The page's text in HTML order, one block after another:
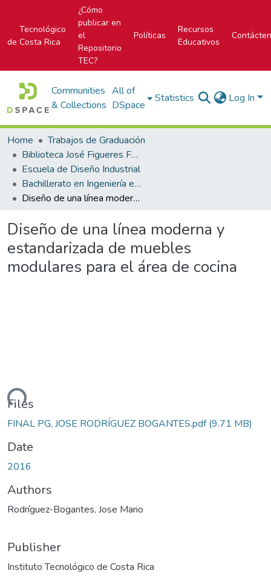
Tecnológico
de Costa Rica
¿Cómo
publicar en
el
Repositorio
TEC?
Políticas
Recursos
Educativos
Communities
& Collections
All of
DSpace
Statistics Log In
Home
Trabajos de Graduación
Biblioteca José Figueres Ferrer
Escuela de Diseño Industrial
Bachillerato en Ingeniería en Diseño Industrial
Diseño de una línea moderna y estandarizada de muebles modulares para el área de cocina
Diseño de una línea moderna y
estandarizada de muebles
modulares para el área de cocina
Files
FINAL PG, JOSE RODRÍGUEZ BOGANTES.pdf(9.71 MB)
Date
2016
Authors
Rodríguez-Bogantes, Jose Mario
Publisher
Instituto Tecnológico de Costa Rica